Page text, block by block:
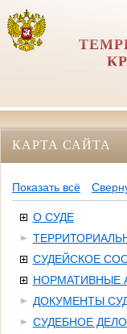
КАРТА САЙТА
Показать всё
О СУДЕ
СУДЕЙСКОЕ
НОРМАТИВНЫЕ
ДОКУМЕНТЫ
СУДЕБНОЕ